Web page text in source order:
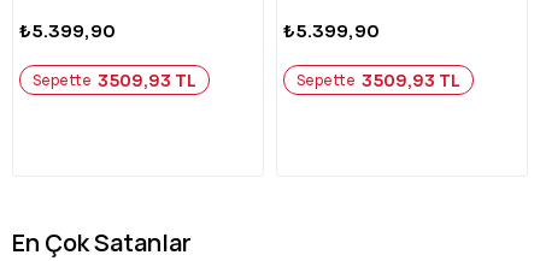
₺5.399,90
Sepette 3509,93 TL
₺5.399,90
Sepette 3509,93 TL
En Çok Satanlar